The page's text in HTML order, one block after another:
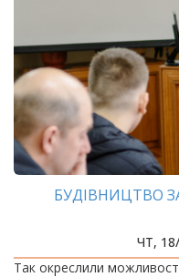
БУДІВНИЦТВО
ЧТ,
Так окреслили